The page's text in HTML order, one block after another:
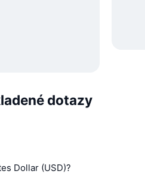
dotazy
Dollar (USD)?